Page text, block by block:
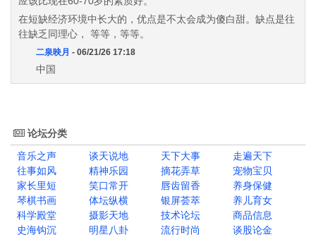
在短缺经济环境中长大的，优点是不太会成为傻白甜。缺点是往
往缺乏同理心， 等等，等等。
二泉映月 - 06/21/26 17:18
中国
论坛分类
音乐之声
谈天说地 天下大事
走遍天下
往事如风
精神乐园 摘花弄草
宠物宝贝
家长里短
笑口常开 唇齿留香
养身保健
琴棋书画
体坛纵横 银屏荟萃
养儿育女
科学殿堂
摄影天地 技术论坛
商品信息
史海钩沉
明星八卦 流行时尚
谈股论金